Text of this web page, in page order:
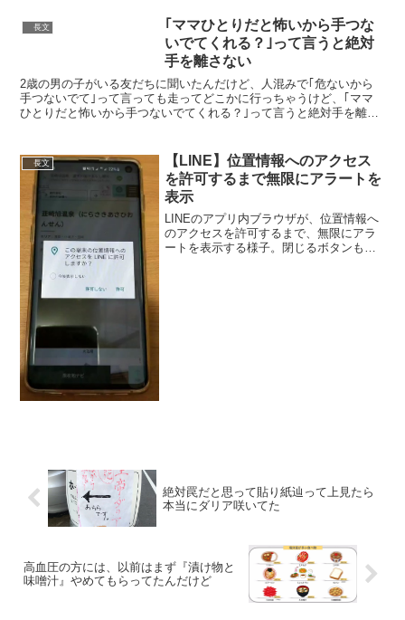
長文
｢ママひとりだと怖いから手つな
いでてくれる？｣って言うと絶対
手を離さない
2歳の男の子がいる友だちに聞いたんだけど、人混みで｢危ないから
手つないでて｣って言っても走ってどこかに行っちゃうけど、｢ママ
ひとりだと怖いから手つないでてくれる？｣って言うと絶対手を離さ
長文
【LINE】位置情報へのアクセス
を許可するまで無限にアラートを
表示
LINEのアプリ内ブラウザが、位置情報へ
のアクセスを許可するまで、無限にアラ
ートを表示する様子。閉じるボタンも押
絶対罠だと思って貼り紙辿って上見たら
本当にダリア咲いてた
高血圧の方には、以前はまず『漬け物と
味噌汁』やめてもらってたんだけど